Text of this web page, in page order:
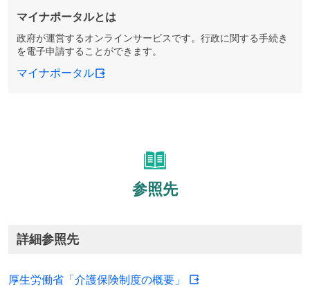
マイナポータルとは
政府が運営するオンラインサービスです。行政に関する手続き
を電子申請することができます。
マイナポータル
参照先
詳細参照先
厚生労働省「介護保険制度の概要」